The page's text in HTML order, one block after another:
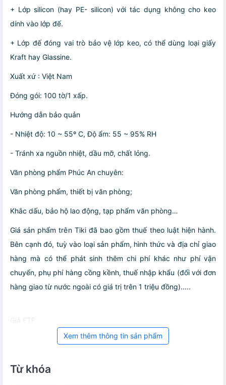
+ Lớp silicon (hay PE- silicon) với tác dụng không cho keo
dính vào lớp đế.
+ Lớp đế đóng vai trò bảo vệ lớp keo, có thể dùng loại giấy
Kraft hay Glassine.
Xuất xứ : Việt Nam
Đóng gói: 100 tờ/1 xấp.
Hướng dẫn bảo quản
- Nhiệt độ: 10 ~ 55º C, Độ ẩm: 55 ~ 95% RH
- Tránh xa nguồn nhiệt, dầu mỡ, chất lỏng.
Văn phòng phẩm Phúc An chuyên:
Văn phòng phẩm, thiết bị văn phòng;
Khắc dấu, bảo hộ lao động, tạp phẩm văn phòng…
Giá sản phẩm trên Tiki đã bao gồm thuế theo luật hiện hành.
Bên cạnh đó, tuỳ vào loại sản phẩm, hình thức và địa chỉ giao
hàng mà có thể phát sinh thêm chi phí khác như phí vận
chuyển, phụ phí hàng cồng kềnh, thuế nhập khẩu (đối với đơn
hàng giao từ nước ngoài có giá trị trên 1 triệu đồng).....
Giá ETF
Xem thêm thông tin sản phẩm
Từ khóa